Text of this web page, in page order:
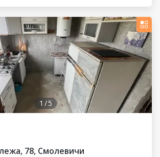
1 /5
78, Смолевичи